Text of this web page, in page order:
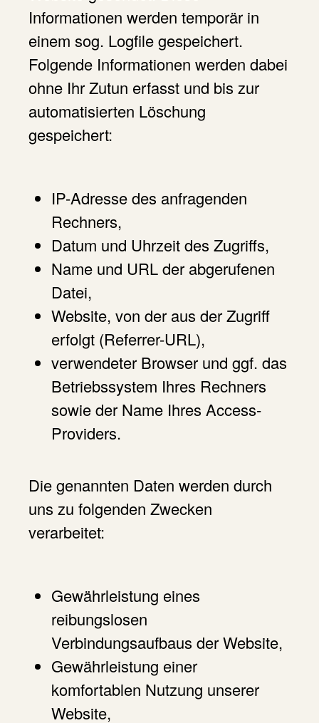
Informationen werden temporär in
einem sog. Logfile gespeichert.
Folgende Informationen werden dabei
ohne Ihr Zutun erfasst und bis zur
automatisierten Löschung
gespeichert:
IP-Adresse des anfragenden
Rechners,
Datum und Uhrzeit des Zugriffs,
Name und URL der abgerufenen
Datei,
Website, von der aus der Zugriff
erfolgt (Referrer-URL),
verwendeter Browser und ggf. das
Betriebssystem Ihres Rechners
sowie der Name Ihres Access-
Providers.
Die genannten Daten werden durch
uns zu folgenden Zwecken
verarbeitet:
Gewährleistung eines
reibungslosen
Verbindungsaufbaus der Website,
Gewährleistung einer
komfortablen Nutzung unserer
Website,